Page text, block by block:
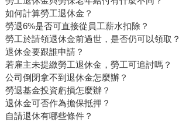
如何計算勞工退休金？
勞退6%是否可直接從員工薪水扣除？
勞工於請領退休金前過世，是否仍可以領取？
退休金要跟誰申請？
若雇主未提繳勞工退休金，勞工可追討嗎？
公司倒閉拿不到退休金怎麼辦？
勞退基金投資虧損怎麼辦？
退休金可否作為擔保抵押？
自請退休有哪些條件？